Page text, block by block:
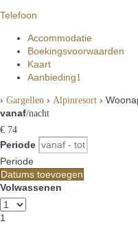
Telefoon
Accommodatie
Boekingsvoorwaarden
Kaart
Aanbieding1
› Gargellen › Alpinresort ›
vanaf/nacht
€ 74
Periode
Periode
Datums toevoegen
Volwassenen
1